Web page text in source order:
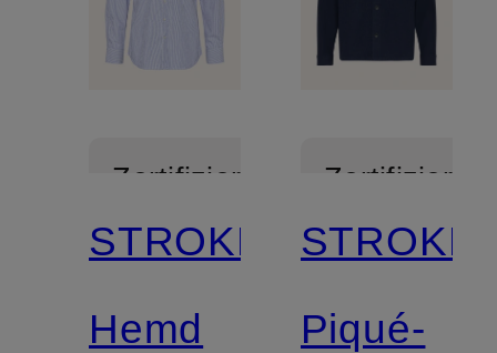
Zertifiziert
STROKESMAN'S
Hemd
Zertifiziert
Piqué-